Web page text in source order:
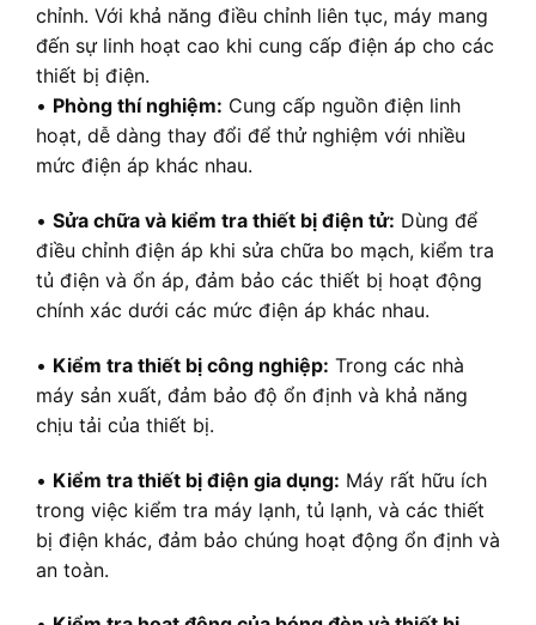
chỉnh. Với khả năng điều chỉnh liên tục, máy mang
đến sự linh hoạt cao khi cung cấp điện áp cho các
thiết bị điện.
• Phòng thí nghiệm: Cung cấp nguồn điện linh
hoạt, dễ dàng thay đổi để thử nghiệm với nhiều
mức điện áp khác nhau.
• Sửa chữa và kiểm tra thiết bị điện tử: Dùng để
điều chỉnh điện áp khi sửa chữa bo mạch, kiểm tra
tủ điện và ổn áp, đảm bảo các thiết bị hoạt động
chính xác dưới các mức điện áp khác nhau.
• Kiểm tra thiết bị công nghiệp: Trong các nhà
máy sản xuất, đảm bảo độ ổn định và khả năng
chịu tải của thiết bị.
• Kiểm tra thiết bị điện gia dụng: Máy rất hữu ích
trong việc kiểm tra máy lạnh, tủ lạnh, và các thiết
bị điện khác, đảm bảo chúng hoạt động ổn định và
an toàn.